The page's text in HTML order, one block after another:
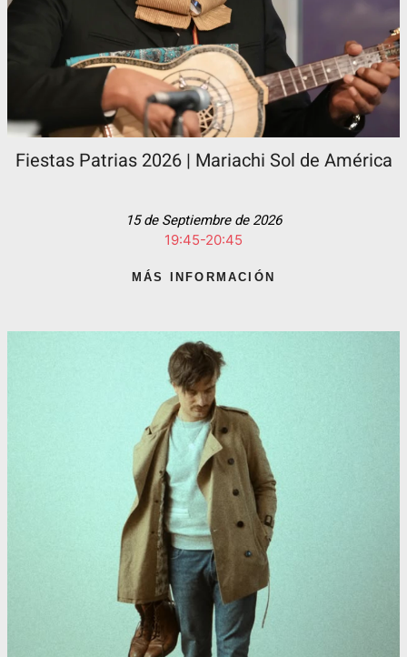
Fiestas Patrias 2026 | Mariachi Sol de América
15 de Septiembre de 2026
19:45-20:45
MÁS INFORMACIÓN